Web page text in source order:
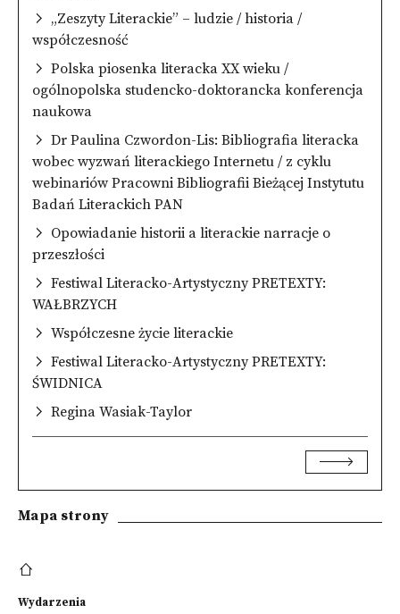
„Zeszyty Literackie” – ludzie / historia /
współczesność
Polska piosenka literacka XX wieku /
ogólnopolska studencko-doktorancka konferencja
naukowa
Dr Paulina Czwordon-Lis: Bibliografia literacka
wobec wyzwań literackiego Internetu / z cyklu
webinariów Pracowni Bibliografii Bieżącej Instytutu
Badań Literackich PAN
Opowiadanie historii a literackie narracje o
przeszłości
Festiwal Literacko-Artystyczny PRETEXTY:
WAŁBRZYCH
Współczesne życie literackie
Festiwal Literacko-Artystyczny PRETEXTY:
ŚWIDNICA
Regina Wasiak-Taylor
Mapa strony
Wydarzenia